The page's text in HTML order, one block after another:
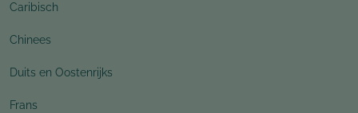
Caribisch
Chinees
Duits en Oostenrijks
Frans